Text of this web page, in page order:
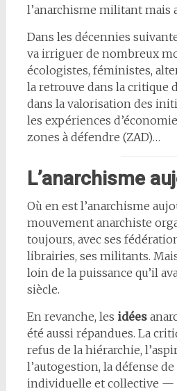
l’anarchisme militant mais
Dans les décennies
va irriguer de nombreux
écologistes, féministes,
la retrouve dans la critique
dans la valorisation des
les expériences
zones à défendre (ZAD)…
L’anarchisme
Où en est l’anarchisme
mouvement anarchiste
toujours, avec ses
librairies, ses militants.
loin de la puissance qu’il
siècle.
En revanche, les idées
été aussi répandues. La
refus de la hiérarchie,
l’autogestion, la défense
individuelle et collective —